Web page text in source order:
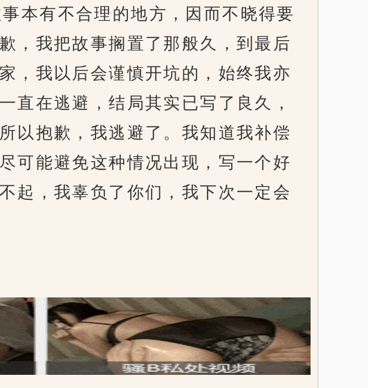
本有不合理的地方，因而不晓得要
，我把故事搁置了那般久，到最后
，我以后会谨慎开坑的，始终我亦
直在逃避，结局其实已写了良久，
以抱歉，我逃避了。我知道我补偿
可能避免这种情况出现，写一个好
起，我辜负了你们，我下次一定会